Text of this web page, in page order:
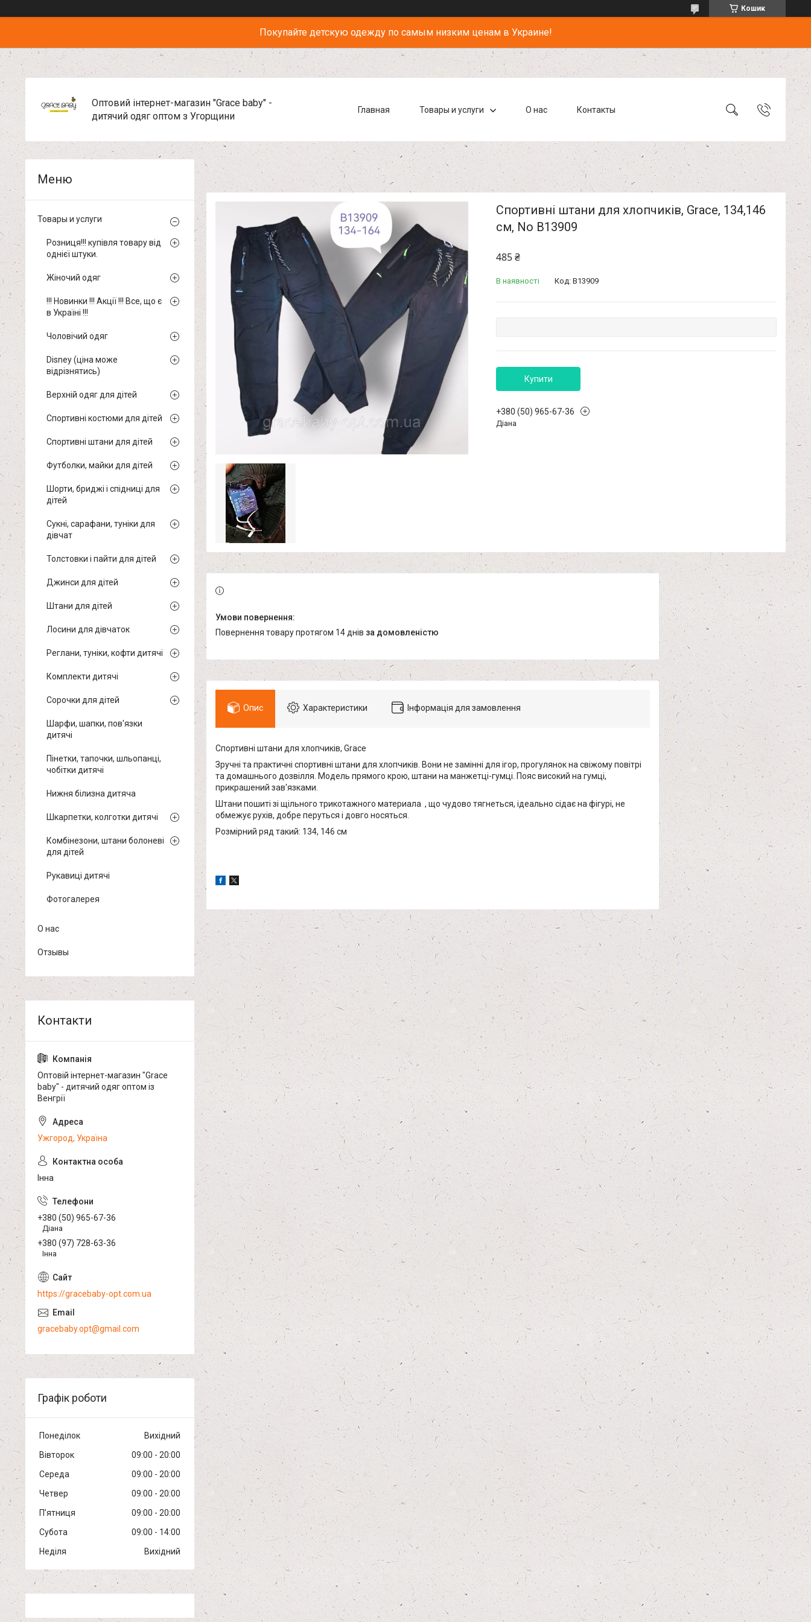
Кошик
Покупайте детскую одежду по самым низким ценам в Украине!
Оптовий інтернет-магазин "Grace baby" -
дитячий одяг оптом з Угорщини
Главная Товары и услуги О нас Контакты
Спортивні штани для хлопчиків, Grace, 134,146
см, No B13909
485 ₴
В наявності Код: B13909
Купити
+380 (50) 965-67-36
Діана
повернення товару протягом 14 днів за домовленістю
Опис Характеристики Інформація для замовлення
Спортивні штани для хлопчиків, Grace
Зручні та практичні спортивні штани для хлопчиків. Вони не замінні для ігор, прогулянок на свіжому повітрі
та домашнього дозвілля. Модель прямого крою, штани на манжетці-гумці. Пояс високий на гумці,
прикрашений зав'язками.
Штани пошиті зі щільного трикотажного материала , що чудово тягнеться, ідеально сідає на фігурі, не
обмежує рухів, добре перуться і довго носяться.
Розмірний ряд такий: 134, 146 см
Товары и услуги
Розниця!!! купівля товару від
однієї штуки.
Жіночий одяг
!!! Новинки !!! Акції !!! Все, що є
в Україні !!!
Чоловічий одяг
Disney (ціна може
відрізнятись)
Верхній одяг для дітей
Спортивні костюми для дітей
Спортивні штани для дітей
Футболки, майки для дітей
Шорти, бриджі і спідниці для
дітей
Сукні, сарафани, туніки для
дівчат
Толстовки і пайти для дітей
Джинси для дітей
Штани для дітей
Лосини для дівчаток
Реглани, туніки, кофти дитячі
Комплекти дитячі
Сорочки для дітей
Шарфи, шапки, пов'язки
дитячі
Пінетки, тапочки, шльопанці,
чобітки дитячі
Нижня білизна дитяча
Шкарпетки, колготки дитячі
Комбінезони, штани болоневі
для дітей
Рукавиці дитячі
Фотогалерея
О нас
Отзывы
Оптовій інтернет-магазин "Grace
baby" - дитячий одяг оптом із
Венгрії
Ужгород, Україна
Інна
+380 (50) 965-67-36
Діана
+380 (97) 728-63-36
Інна
https://gracebaby-opt.com.ua
gracebaby.opt@gmail.com
Графік роботи
Понеділок
Вихідний
Вівторок
09:00
20:00
Середа
09:00
20:00
Четвер
09:00
20:00
Пʼятниця
09:00
20:00
Субота
09:00
14:00
Неділя
Вихідний